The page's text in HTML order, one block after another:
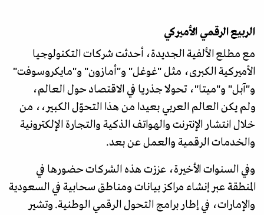
الربيع الرقمي الأميركي
مع مطلع الألفية الجديدة، أحدثت شركات التكنولوجيا
الأميركية الكبرى، مثل "غوغل" و"أمازون" و"مايكروسوفت"
و"آبل" و"ميتا"، تحولا جذريا في الاقتصاد حول العالم،
ولم يكن العالم العربي بعيدا من هذا التحوّل الكبير،، من
خلال انتشار الإنترنت والهواتف الذكية والتجارة الإلكترونية
والخدمات الرقمية والعمل عن بعد.
وفي السنوات الأخيرة، عززت هذه الشركات حضورها في
المنطقة عبر إنشاء مراكز بيانات ومناطق سحابية في السعودية
والإمارات، في إطار برامج التحول الرقمي الوطنية. وتشير